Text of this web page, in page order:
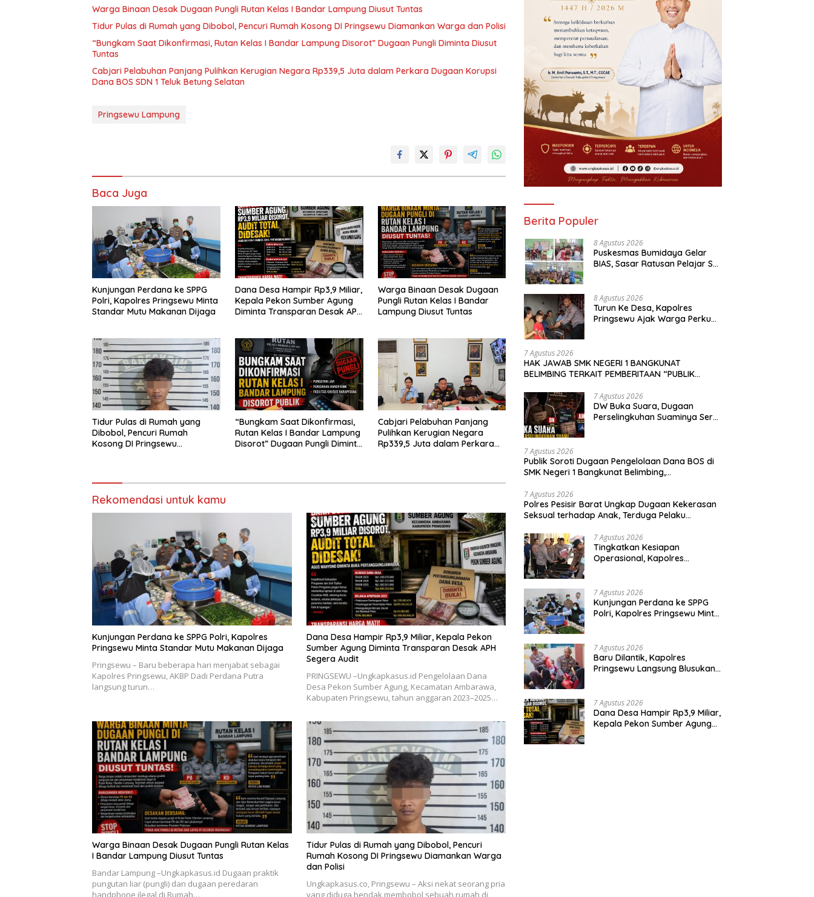
Warga Binaan Desak Dugaan Pungli Rutan Kelas I Bandar Lampung Diusut Tuntas
Tidur Pulas di Rumah yang Dibobol, Pencuri Rumah Kosong DI Pringsewu Diamankan Warga dan Polisi
“Bungkam Saat Dikonfirmasi, Rutan Kelas I Bandar Lampung Disorot” Dugaan Pungli Diminta Diusut
Tuntas
Cabjari Pelabuhan Panjang Pulihkan Kerugian Negara Rp339,5 Juta dalam Perkara Dugaan Korupsi
Dana BOS SDN 1 Teluk Betung Selatan
Pringsewu Lampung
Baca Juga
Kunjungan Perdana ke SPPG
Polri, Kapolres Pringsewu Minta
Standar Mutu Makanan Dijaga
Dana Desa Hampir Rp3,9 Miliar,
Kepala Pekon Sumber Agung
Diminta Transparan Desak APH
Warga Binaan Desak Dugaan
Pungli Rutan Kelas I Bandar
Lampung Diusut Tuntas
Tidur Pulas di Rumah yang
Dibobol, Pencuri Rumah
Kosong DI Pringsewu
“Bungkam Saat Dikonfirmasi,
Rutan Kelas I Bandar Lampung
Disorot” Dugaan Pungli Diminta
Cabjari Pelabuhan Panjang
Pulihkan Kerugian Negara
Rp339,5 Juta dalam Perkara
Rekomendasi untuk kamu
Kunjungan Perdana ke SPPG Polri, Kapolres
Pringsewu Minta Standar Mutu Makanan Dijaga
Pringsewu – Baru beberapa hari menjabat sebagai
Kapolres Pringsewu, AKBP Dadi Perdana Putra
langsung turun…
Dana Desa Hampir Rp3,9 Miliar, Kepala Pekon
Sumber Agung Diminta Transparan Desak APH
Segera Audit
PRINGSEWU –Ungkapkasus.id Pengelolaan Dana
Desa Pekon Sumber Agung, Kecamatan Ambarawa,
Kabupaten Pringsewu, tahun anggaran 2023–2025…
Warga Binaan Desak Dugaan Pungli Rutan Kelas
I Bandar Lampung Diusut Tuntas
Bandar Lampung –Ungkapkasus.id Dugaan praktik
pungutan liar (pungli) dan dugaan peredaran
handphone ilegal di Rumah…
Tidur Pulas di Rumah yang Dibobol, Pencuri
Rumah Kosong DI Pringsewu Diamankan Warga
dan Polisi
Ungkapkasus.co, Pringsewu – Aksi nekat seorang pria
yang diduga hendak membobol sebuah rumah di
Berita Populer
8 Agustus 2026
‎Puskesmas Bumidaya Gelar
BIAS, Sasar Ratusan Pelajar SD
8 Agustus 2026
Turun Ke Desa, Kapolres
Pringsewu Ajak Warga Perkuat
7 Agustus 2026
HAK JAWAB SMK NEGERI 1 BANGKUNAT
BELIMBING TERKAIT PEMBERITAAN “PUBLIK
SMK NEGERI 1 BANGKUNAT BELIMBING,
TRANSPARANSI ANGGARAN JADI PERHATIAN” DI
UNGKAPKASUS.ID TANGGAL 7 AGUSTUS 2026
7 Agustus 2026
DW Buka Suara, Dugaan
Perselingkuhan Suaminya Seret
7 Agustus 2026
Publik Soroti Dugaan Pengelolaan Dana BOS di
SMK Negeri 1 Bangkunat Belimbing,
7 Agustus 2026
Polres Pesisir Barat Ungkap Dugaan Kekerasan
Seksual terhadap Anak, Terduga Pelaku
7 Agustus 2026
Tingkatkan Kesiapan
Operasional, Kapolres
7 Agustus 2026
Kunjungan Perdana ke SPPG
Polri, Kapolres Pringsewu Minta
7 Agustus 2026
Baru Dilantik, Kapolres
Pringsewu Langsung Blusukan
7 Agustus 2026
Dana Desa Hampir Rp3,9 Miliar,
Kepala Pekon Sumber Agung